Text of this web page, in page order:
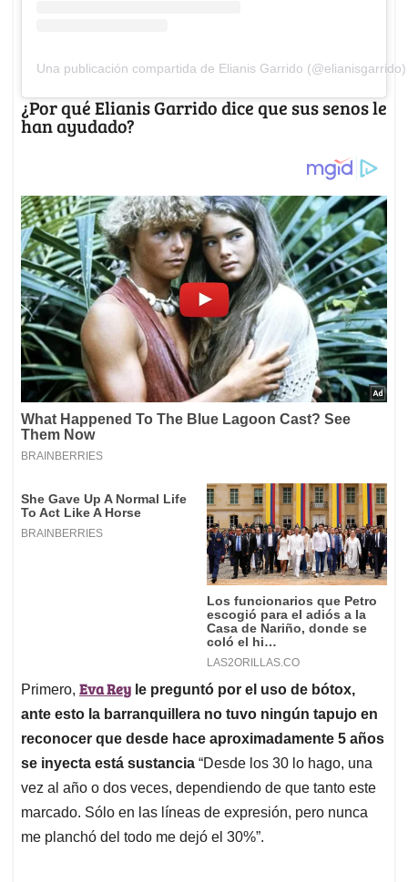
Una publicación compartida de Elianis Garrido (@elianisgarrido)
¿Por qué Elianis Garrido dice que sus senos le
han ayudado?
Primero, Eva Rey le preguntó por el uso de bótox,
ante esto la barranquillera no tuvo ningún tapujo en
reconocer que desde hace aproximadamente 5 años
se inyecta está sustancia “Desde los 30 lo hago, una
vez al año o dos veces, dependiendo de que tanto este
marcado. Sólo en las líneas de expresión, pero nunca
me planchó del todo me dejó el 30%”.